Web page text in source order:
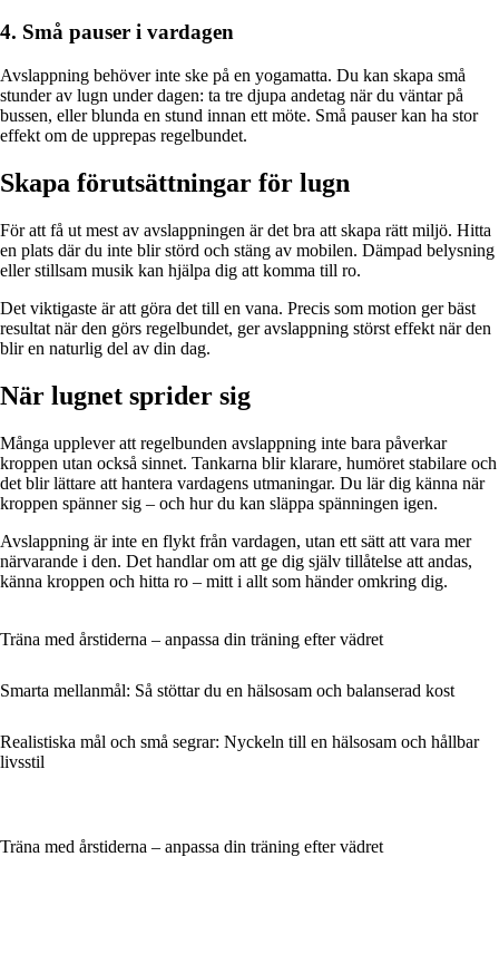
4. Små pauser i vardagen
Avslappning behöver inte ske på en yogamatta. Du kan skapa små
stunder av lugn under dagen: ta tre djupa andetag när du väntar på
bussen, eller blunda en stund innan ett möte. Små pauser kan ha stor
effekt om de upprepas regelbundet.
Skapa förutsättningar för lugn
För att få ut mest av avslappningen är det bra att skapa rätt miljö. Hitta
en plats där du inte blir störd och stäng av mobilen. Dämpad belysning
eller stillsam musik kan hjälpa dig att komma till ro.
Det viktigaste är att göra det till en vana. Precis som motion ger bäst
resultat när den görs regelbundet, ger avslappning störst effekt när den
blir en naturlig del av din dag.
När lugnet sprider sig
Många upplever att regelbunden avslappning inte bara påverkar
kroppen utan också sinnet. Tankarna blir klarare, humöret stabilare och
det blir lättare att hantera vardagens utmaningar. Du lär dig känna när
kroppen spänner sig – och hur du kan släppa spänningen igen.
Avslappning är inte en flykt från vardagen, utan ett sätt att vara mer
närvarande i den. Det handlar om att ge dig själv tillåtelse att andas,
känna kroppen och hitta ro – mitt i allt som händer omkring dig.
Träna med årstiderna – anpassa din träning efter vädret
Smarta mellanmål: Så stöttar du en hälsosam och balanserad kost
Realistiska mål och små segrar: Nyckeln till en hälsosam och hållbar
livsstil
Träna med årstiderna – anpassa din träning efter vädret